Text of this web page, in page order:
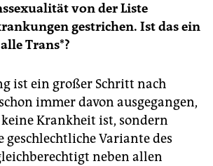
von der Liste
gestrichen. Ist das ein
Trans*?
ist ein großer Schritt nach
immer davon ausgegangen,
keine Krankheit ist, sondern
Variante des
neben allen